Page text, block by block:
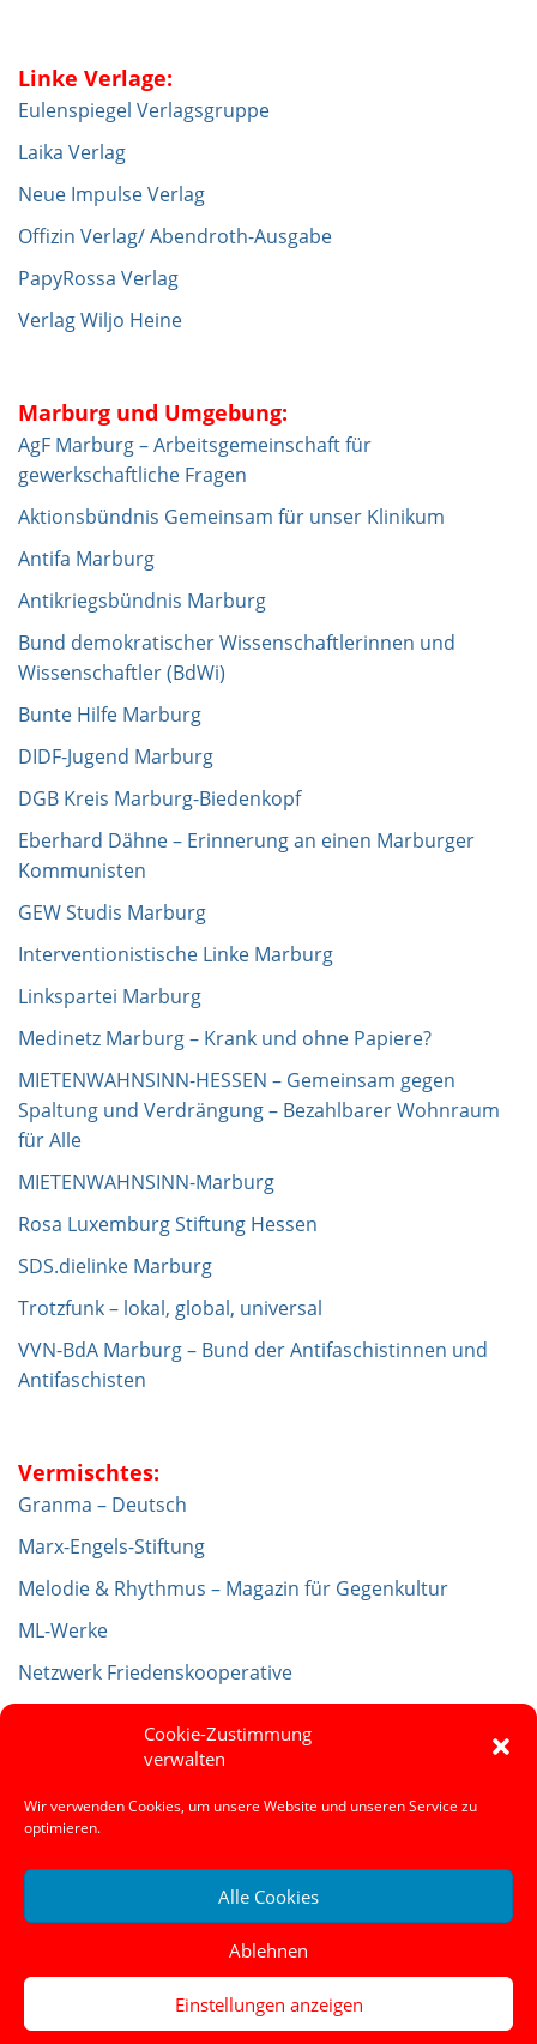
Cookie-Zustimmung
verwalten
Wir verwenden Cookies, um unsere Website und unseren Service zu
optimieren.
Alle Cookies
Ablehnen
Einstellungen anzeigen
Linke Verlage:
Eulenspiegel Verlagsgruppe
Laika Verlag
Neue Impulse Verlag
Offizin Verlag/ Abendroth-Ausgabe
PapyRossa Verlag
Verlag Wiljo Heine
Marburg und Umgebung:
AgF Marburg – Arbeitsgemeinschaft für
gewerkschaftliche Fragen
Aktionsbündnis Gemeinsam für unser Klinikum
Antifa Marburg
Antikriegsbündnis Marburg
Bund demokratischer Wissenschaftlerinnen und
Wissenschaftler (BdWi)
Bunte Hilfe Marburg
DIDF-Jugend Marburg
DGB Kreis Marburg-Biedenkopf
Eberhard Dähne – Erinnerung an einen Marburger
Kommunisten
GEW Studis Marburg
Interventionistische Linke Marburg
Linkspartei Marburg
Medinetz Marburg – Krank und ohne Papiere?
MIETENWAHNSINN-HESSEN – Gemeinsam gegen
Spaltung und Verdrängung – Bezahlbarer Wohnraum
für Alle
MIETENWAHNSINN-Marburg
Rosa Luxemburg Stiftung Hessen
SDS.dielinke Marburg
Trotzfunk – lokal, global, universal
VVN-BdA Marburg – Bund der Antifaschistinnen und
Antifaschisten
Vermischtes:
Granma – Deutsch
Marx-Engels-Stiftung
Melodie & Rhythmus – Magazin für Gegenkultur
ML-Werke
Netzwerk Friedenskooperative
Vereinigung der Verfolgten des Naziregimes – Bund der
DKP MarburgMarburg lokal>Links
Impressum Datenschutz